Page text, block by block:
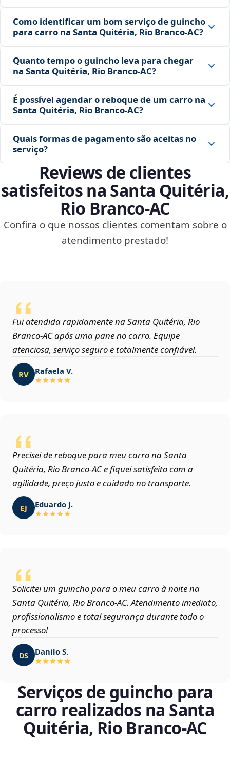
Como identificar um bom serviço de guincho
para carro na Santa Quitéria, Rio Branco‑AC?
Quanto tempo o guincho leva para chegar
na Santa Quitéria, Rio Branco‑AC?
É possível agendar o reboque de um carro na
Santa Quitéria, Rio Branco‑AC?
Quais formas de pagamento são aceitas no
serviço?
Reviews de clientes
satisfeitos na Santa Quitéria,
Rio Branco‑AC
Confira o que nossos clientes comentam sobre o
atendimento prestado!
Fui atendida rapidamente na Santa Quitéria, Rio
Branco‑AC após uma pane no carro. Equipe
atenciosa, serviço seguro e totalmente confiável.
RV Rafaela V.
Precisei de reboque para meu carro na Santa
Quitéria, Rio Branco‑AC e fiquei satisfeito com a
agilidade, preço justo e cuidado no transporte.
EJ Eduardo J.
Solicitei um guincho para o meu carro à noite na
Santa Quitéria, Rio Branco‑AC. Atendimento imediato,
profissionalismo e total segurança durante todo o
processo!
DS Danilo S.
Serviços de guincho para
carro realizados na Santa
Quitéria, Rio Branco‑AC